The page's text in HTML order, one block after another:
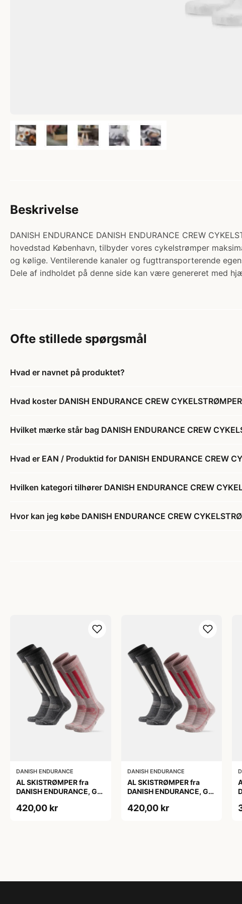
Beskrivelse
DANISH ENDURANCE DANISH ENDURANCE CREW
hovedstad København, tilbyder vores cykelstrømper
og kølige. Ventilerende kanaler og fugttransporterende
Dele af indholdet på denne side kan være genereret med
Ofte stillede spørgsmål
Hvad er navnet på produktet?
Hvad koster DANISH ENDURANCE CREW
Hvilket mærke står bag DANISH ENDURANCE CREW
Hvad er EAN / Produktid for DANISH ENDURANCE CREW
Hvilken kategori tilhører DANISH ENDURANCE CREW
Hvor kan jeg købe DANISH ENDURANCE CREW
DANISH ENDURANCE
AL SKISTRØMPER fra
DANISH ENDURANCE, Grå
420,00 kr
DANISH ENDURANCE
AL SKISTRØMPER fra
DANISH ENDURANCE, Grå
420,00 kr